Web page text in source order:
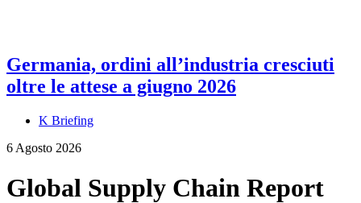
Germania, ordini all’industria cresciuti
oltre le attese a giugno 2026
K Briefing
6 Agosto 2026
Global Supply Chain Report